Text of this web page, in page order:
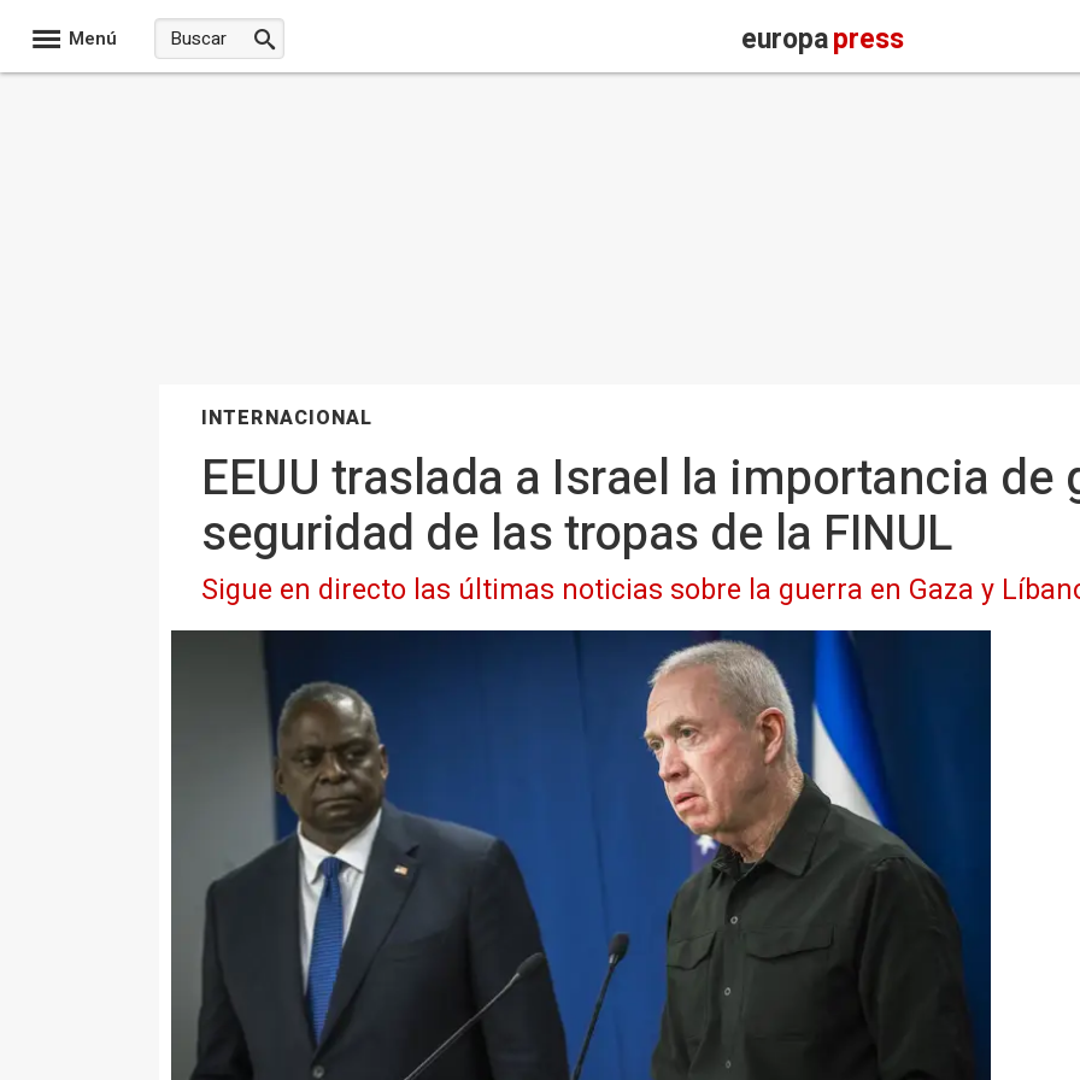
Menú europapress
INTERNACIONAL
EEUU traslada a Israel la importancia de
seguridad de las tropas de la FINUL
Sigue en directo las últimas noticias sobre la guerra en Gaza y